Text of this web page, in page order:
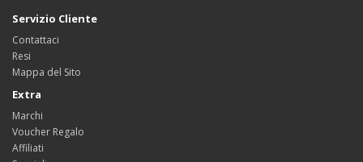
Servizio Cliente
Contattaci
Resi
Mappa del Sito
Extra
Marchi
Voucher Regalo
Affiliati